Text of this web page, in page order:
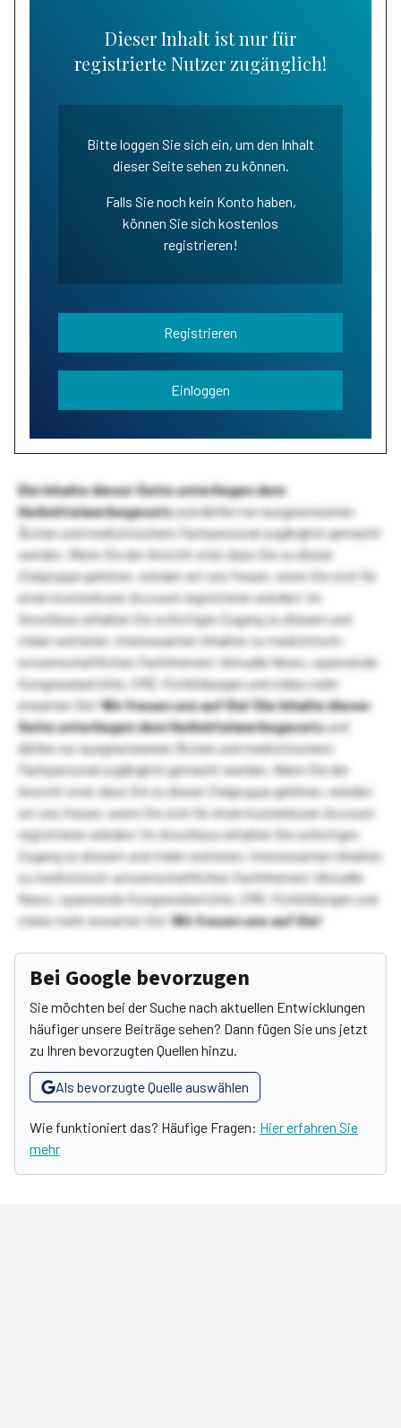
Dieser Inhalt ist nur für
registrierte Nutzer zugänglich!
Bitte loggen Sie sich ein, um den Inhalt
dieser Seite sehen zu können.
Falls Sie noch kein Konto haben,
können Sie sich kostenlos
registrieren!
Registrieren
Einloggen
Die Inhalte dieser Seite unterliegen dem
Heilmittelwerbegesetzund dürfen nur ausgewiesenen
Ärzten und medizinischem Fachpersonal zugänglich gemacht
werden. Wenn Sie der Ansicht sind, dass Sie zu dieser
Zielgruppe gehören, würden wir uns freuen, wenn Sie sich für
einen kostenlosen Account registrieren würden! Im
Anschluss erhalten Sie sofortigen Zugang zu diesem und
vielen weiteren, interessanten Inhalten zu medizinisch-
wissenschaftlichen Fachthemen! Aktuelle News, spannende
Kongressberichte, CME-Fortbildungen und vieles mehr
erwarten Sie!Wir freuen uns auf Sie!Die Inhalte dieser
Seite unterliegen dem Heilmittelwerbegesetzund
dürfen nur ausgewiesenen Ärzten und medizinischem
Fachpersonal zugänglich gemacht werden. Wenn Sie der
Ansicht sind, dass Sie zu dieser Zielgruppe gehören, würden
wir uns freuen, wenn Sie sich für einen kostenlosen Account
registrieren würden! Im Anschluss erhalten Sie sofortigen
Zugang zu diesem und vielen weiteren, interessanten Inhalten
zu medizinisch-wissenschaftlichen Fachthemen! Aktuelle
News, spannende Kongressberichte, CME-Fortbildungen und
vieles mehr erwarten Sie!Wir freuen uns auf Sie!
Bei Google bevorzugen
Sie möchten bei der Suche nach aktuellen Entwicklungen
häufiger unsere Beiträge sehen? Dann fügen Sie uns jetzt
zu Ihren bevorzugten Quellen hinzu.
Als bevorzugte Quelle auswählen
Wie funktioniert das? Häufige Fragen: Hier erfahren Sie
mehr